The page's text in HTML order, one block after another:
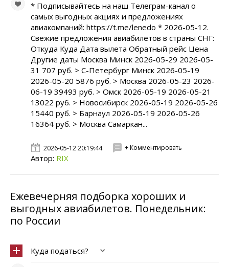
* Подписывайтесь на наш Телеграм-канал о
самых выгодных акциях и предложениях
авиакомпаний: https://t.me/lenedo * 2026-05-12.
Свежие предложения авиабилетов в страны СНГ:
Откуда Куда Дата вылета Обратный рейс Цена
Другие даты Москва Минск 2026-05-29 2026-05-
31 707 руб. > С-Петербург Минск 2026-05-19
2026-05-20 5876 руб. > Москва 2026-05-23 2026-
06-19 39493 руб. > Омск 2026-05-19 2026-05-21
13022 руб. > Новосибирск 2026-05-19 2026-05-26
15440 руб. > Барнаул 2026-05-19 2026-05-26
16364 руб. > Москва Самаркан...
2026-05-12 20:19:44 + Комментировать
Автор: RIX
Ежевечерняя подборка хороших и
выгодных авиабилетов. Понедельник:
по России
Куда податься?